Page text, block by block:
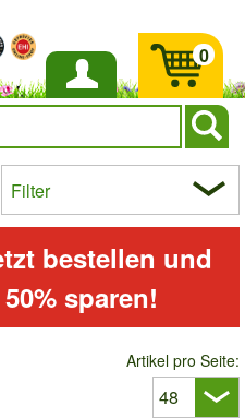
Anmelden
0
Filter
bestellen und
sparen!
Artikel pro Seite: